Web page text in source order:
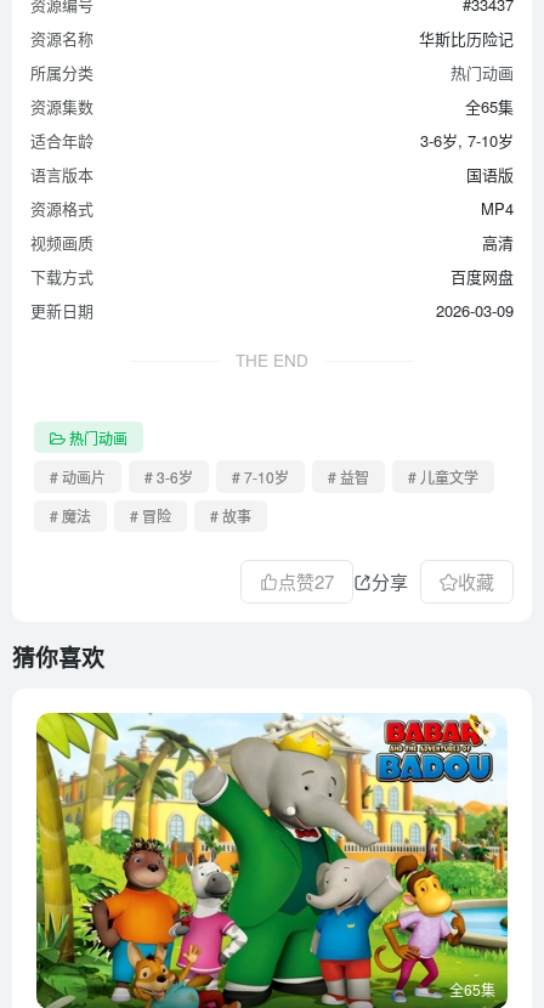
26 Uncle Grubby
27 The Crystal Book
28 Teddy and the Mudblups
29 Win One for the Twipper
30 Tweeg Joins M.A.V.O.
31 The Mushroom Forest
33 Captured
34 To the Rescue
38 Up for Air
39 The Black Box
40 The Hard to Find City
44 The Ying Zoo
46 Teddy Ruxpin’s Birthday
47 Wizard Week
48 Air and Water Races
49 The Great Grundo Ground Race
50 A Race to the Finish
51 Autumn Adventure
52 Gimmick’s Gizmos and Gadgets
53 Harvest Feast
资源名称
华斯比历险记
所属分类
热门动画
资源集数
全65集
适合年龄
3-6岁, 7-10岁
语言版本
国语版
资源格式
MP4
视频画质
高清
下载方式
百度网盘
更新日期
2026-03-09
THE END
热门动画
# 动画片
# 3-6岁 # 7-10岁 # 益智
# 儿童文学
# 魔法
# 冒险 # 故事
点赞27 分享 收藏
猜你喜欢
全65集